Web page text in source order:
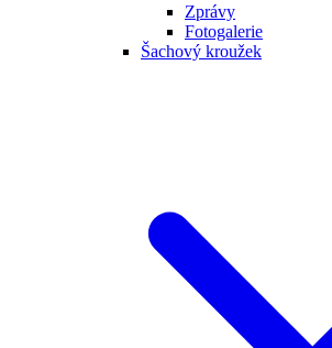
Zprávy
Fotogalerie
Šachový kroužek